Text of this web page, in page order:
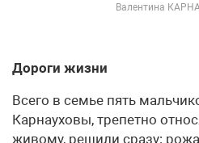
Валентина
Дороги жизни
Всего в семье пять
Карнауховы, трепетно
живому, решили сразу: